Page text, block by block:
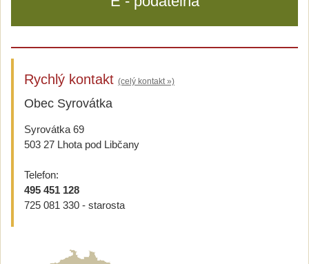
Rychlý kontakt (celý kontakt »)
Obec Syrovátka
Syrovátka 69
503 27 Lhota pod Libčany
Telefon:
495 451 128
725 081 330 - starosta